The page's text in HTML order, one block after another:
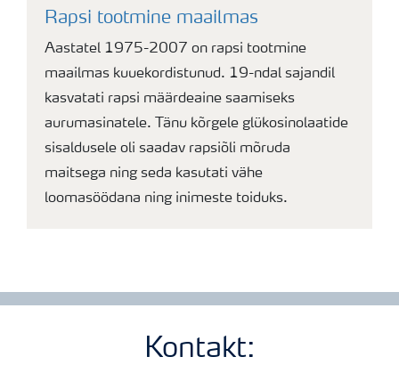
Rapsi tootmine maailmas
Aastatel 1975-2007 on rapsi tootmine
maailmas kuuekordistunud. 19-ndal sajandil
kasvatati rapsi määrdeaine saamiseks
aurumasinatele. Tänu kõrgele glükosinolaatide
sisaldusele oli saadav rapsiõli mõruda
maitsega ning seda kasutati vähe
loomasöödana ning inimeste toiduks.
Kontakt: